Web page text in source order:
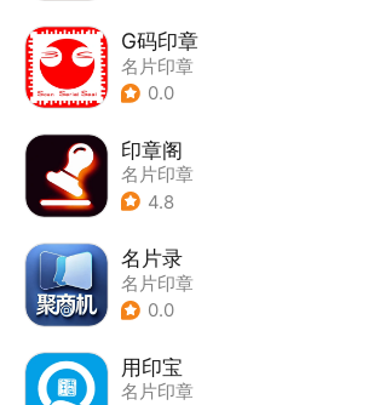
G码印章
名片印章
0.0
印章阁
名片印章
4.8
名片录
名片印章
0.0
用印宝
名片印章